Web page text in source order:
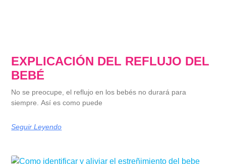
EXPLICACIÓN DEL REFLUJO DEL
BEBÉ
No se preocupe, el reflujo en los bebés no durará para
siempre. Así es como puede
Seguir Leyendo